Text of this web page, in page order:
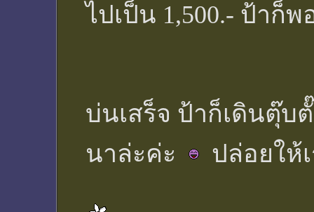
ไปเป็น 1,500.- ป้าก็พ
บ่นเสร็จ ป้าก็เดินตุ๊บ
นาล่ะค่ะ
ปล่อยให้